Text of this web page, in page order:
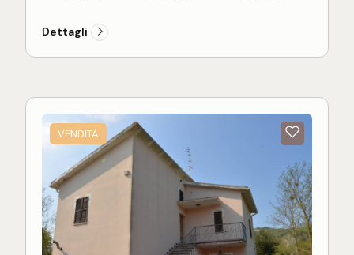
e bagno principale al primo piano. Ideale per gli
amanti della montagna e per chi vuole trascorre
vacanze in tranquillità.
esemplificativo, non costituiscono alcuna
proposta, né alcun elemento contrattuale e/o di
Dettagli
VENDITA